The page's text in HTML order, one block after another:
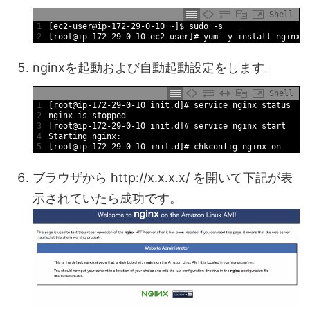
Shell
1
2
[ec2-user@ip-172-29-0-10 ~]$ sudo -s
[root@ip-172-29-0-10 ec2-user]# yum -y install nginx
nginxを起動および自動起動設定をします。
Shell
1
2
3
4
5
[root@ip-172-29-0-10 init.d]# service nginx status
nginx is stopped
[root@ip-172-29-0-10 init.d]# service nginx start
Starting nginx:
[root@ip-172-29-0-10 init.d]# chkconfig nginx on
ブラウザから http://x.x.x.x/ を開いて下記が表
示されていたら成功です。